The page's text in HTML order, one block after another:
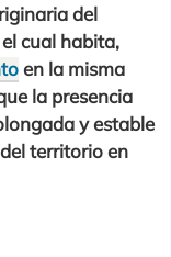
del
cual habita,
en la misma
la presencia
y estable
territorio en